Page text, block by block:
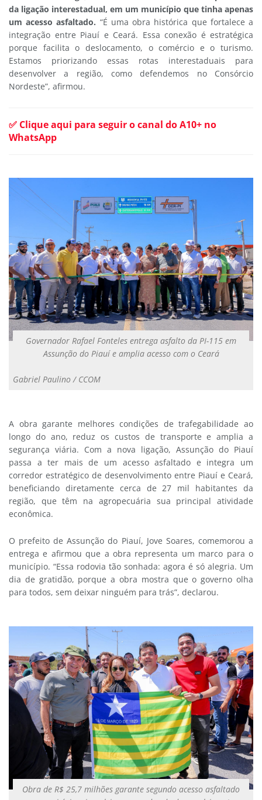
da ligação interestadual, em um município que tinha apenas
um acesso asfaltado. “É uma obra histórica que fortalece a
integração entre Piauí e Ceará. Essa conexão é estratégica
porque facilita o deslocamento, o comércio e o turismo.
Estamos priorizando essas rotas interestaduais para
desenvolver a região, como defendemos no Consórcio
Nordeste”, afirmou.
✅ Clique aqui para seguir o canal do A10+ no
WhatsApp
Governador Rafael Fonteles entrega asfalto da PI-115 em
Assunção do Piauí e amplia acesso com o Ceará
Gabriel Paulino / CCOM
A obra garante melhores condições de trafegabilidade ao
longo do ano, reduz os custos de transporte e amplia a
segurança viária. Com a nova ligação, Assunção do Piauí
passa a ter mais de um acesso asfaltado e integra um
corredor estratégico de desenvolvimento entre Piauí e Ceará,
beneficiando diretamente cerca de 27 mil habitantes da
região, que têm na agropecuária sua principal atividade
econômica.
O prefeito de Assunção do Piauí, Jove Soares, comemorou a
entrega e afirmou que a obra representa um marco para o
município. “Essa rodovia tão sonhada: agora é só alegria. Um
dia de gratidão, porque a obra mostra que o governo olha
para todos, sem deixar ninguém para trás”, declarou.
Obra de R$ 25,7 milhões garante segundo acesso asfaltado